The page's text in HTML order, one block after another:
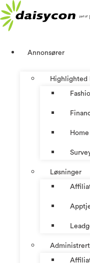
Skip
to
content
Annonsører
Highlighted
Løsninger